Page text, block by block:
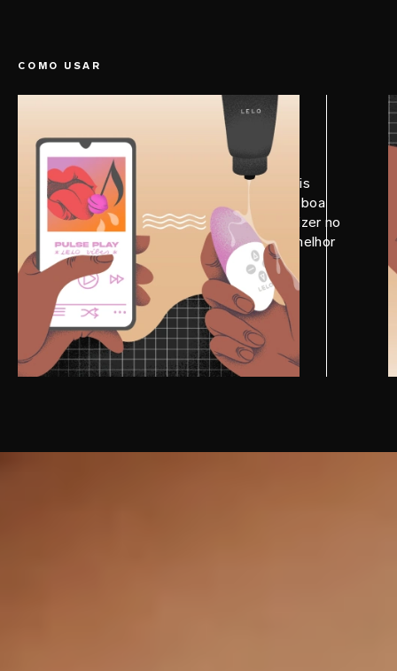
COMO USAR
Sincronize sua lista de músicas sensuais
favoritas com o SIRI™ 3. Aplique uma boa
quantidade do LELO Personal Moisturizer no
dispositivo e no seu corpo para ter a melhor
experiência possível.